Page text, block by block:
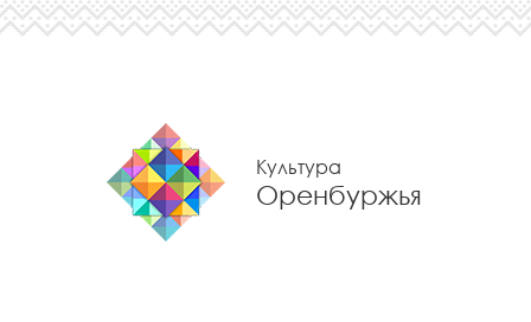
Культура
Оренбуржья